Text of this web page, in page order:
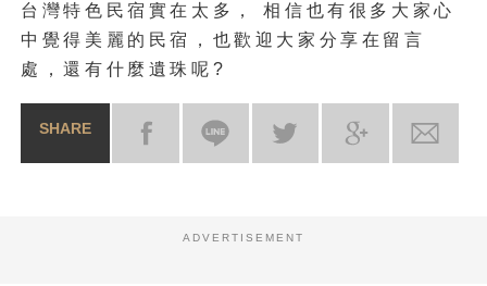
台灣特色民宿實在太多， 相信也有很多大家心
中覺得美麗的民宿，也歡迎大家分享在留言
處，還有什麼遺珠呢?
SHARE
ADVERTISEMENT